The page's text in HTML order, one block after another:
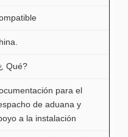
Qué?
para el
de aduana y
a la instalación